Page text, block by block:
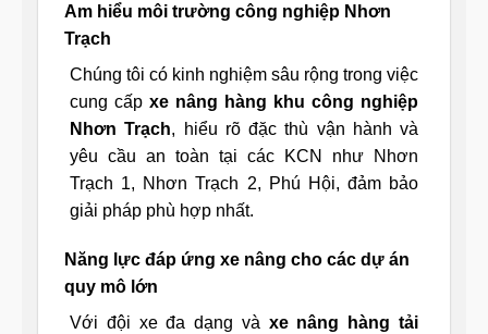
Am hiểu môi trường công nghiệp Nhơn
Trạch
Chúng tôi có kinh nghiệm sâu rộng trong việc
cung cấp xe nâng hàng khu công nghiệp
Nhơn Trạch, hiểu rõ đặc thù vận hành và
yêu cầu an toàn tại các KCN như Nhơn
Trạch 1, Nhơn Trạch 2, Phú Hội, đảm bảo
giải pháp phù hợp nhất.
Năng lực đáp ứng xe nâng cho các dự án
quy mô lớn
Với đội xe đa dạng và xe nâng hàng tải